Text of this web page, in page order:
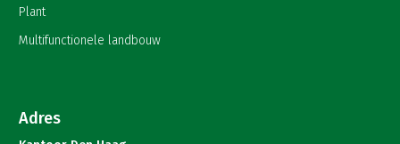
Plant
Multifunctionele landbouw
Adres